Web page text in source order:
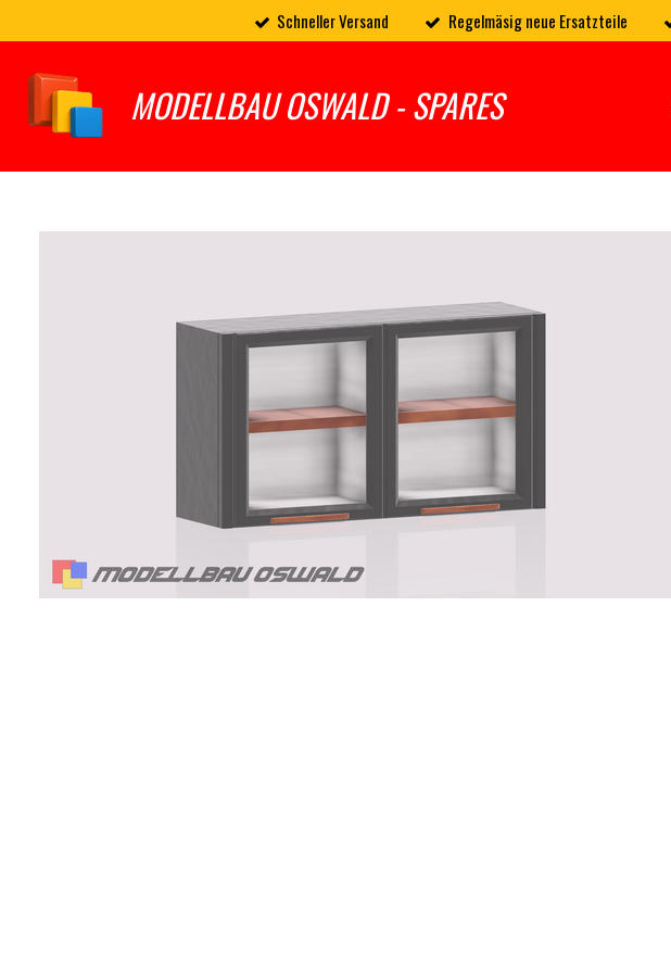
Hauptinhalt
springen
Schneller Versand Regelmäsig neue Ersatzteile
MODELLBAU OSWALD - SPARES